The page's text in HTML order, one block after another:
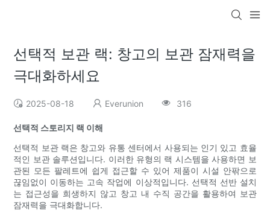
선택적 보관 랙: 창고의 보관 잠재력을
극대화하세요
2025-08-18 Everunion 316
선택적 스토리지 랙 이해
선택적 보관 랙은 창고와 유통 센터에서 사용되는 인기 있고 효율
적인 보관 솔루션입니다. 이러한 유형의 랙 시스템을 사용하면 보
관된 모든 팔레트에 쉽게 접근할 수 있어 제품이 시설 안팎으로
끊임없이 이동하는 고속 작업에 이상적입니다. 선택적 선반 설치
는 접근성을 희생하지 않고 창고 내 수직 공간을 활용하여 보관
잠재력을 극대화합니다.